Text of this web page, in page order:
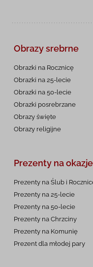
Obrazy srebrne
Obrazki na Rocznicę
Obrazki na 25-lecie
Obrazki na 50-lecie
Obrazki posrebrzane
Obrazy święte
Obrazy religijne
Prezenty na okazje
Prezenty na Ślub i
Prezenty na 25-lecie
Prezenty na 50-lecie
Prezenty na Chrzciny
Prezenty na Komunię
Prezent dla młodej pary